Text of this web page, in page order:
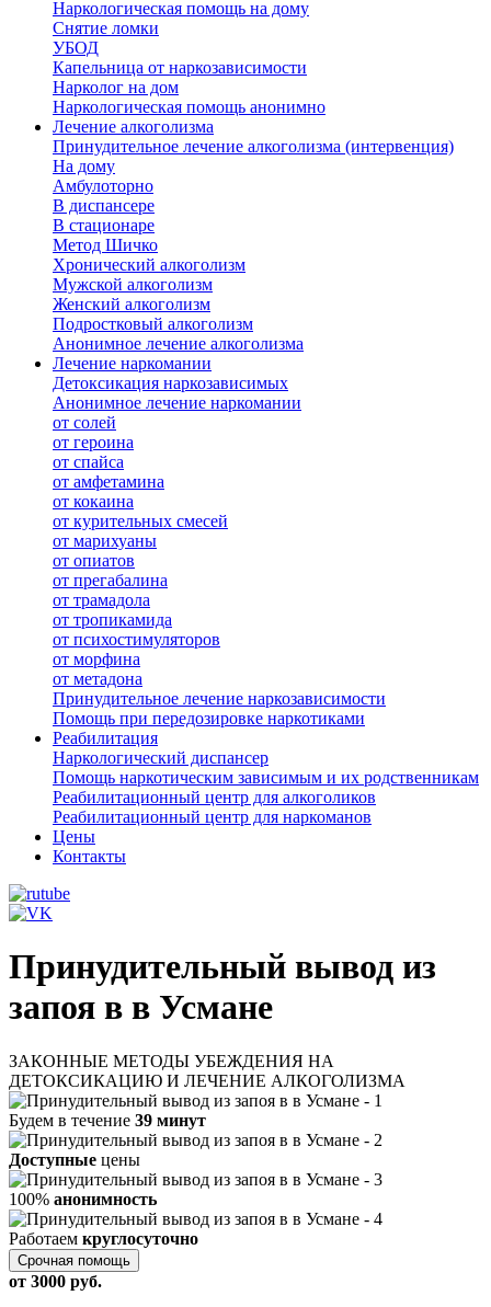
Наркологическая помощь на дому
Снятие ломки
УБОД
Капельница от наркозависимости
Нарколог на дом
Наркологическая помощь анонимно
Лечение алкоголизма
Принудительное лечение алкоголизма (интервенция)
На дому
Амбулоторно
В диспансере
В стационаре
Метод Шичко
Хронический алкоголизм
Мужской алкоголизм
Женский алкоголизм
Подростковый алкоголизм
Анонимное лечение алкоголизма
Лечение наркомании
Детоксикация наркозависимых
Анонимное лечение наркомании
от солей
от героина
от спайса
от амфетамина
от кокаина
от курительных смесей
от марихуаны
от опиатов
от прегабалина
от трамадола
от тропикамида
от психостимуляторов
от морфина
от метадона
Принудительное лечение наркозависимости
Помощь при передозировке наркотиками
Реабилитация
Наркологический диспансер
Помощь наркотическим зависимым и их родственникам
Реабилитационный центр для алкоголиков
Реабилитационный центр для наркоманов
Цены
Контакты
Принудительный вывод из
запоя в в Усмане
ЗАКОННЫЕ МЕТОДЫ УБЕЖДЕНИЯ НА
ДЕТОКСИКАЦИЮ И ЛЕЧЕНИЕ АЛКОГОЛИЗМА
Будем в течение 39 минут
Доступные цены
100% анонимность
Работаем круглосуточно
Срочная помощь
от 3000 руб.